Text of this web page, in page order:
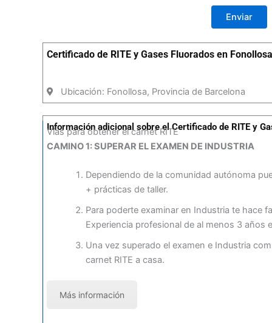
Certificado de RITE y Gases Fluorados en
Ubicación: Fonollosa, Provincia de Barcelona
Información adicional sobre el Certificado de RITE y
Vías para obtener el carnet RITE
CAMINO 1: SUPERAR EL EXAMEN DE INDUSTRIA
Dependiendo de la comunidad autónoma
+ prácticas de taller.
Para poderte examinar en Industria te hace
Experiencia profesional de al menos 3 años
Una vez superado el examen e Industria
carnet RITE a casa.
Más información